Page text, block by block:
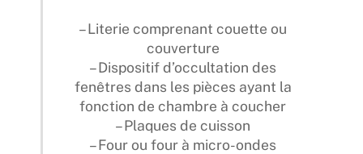
– Literie comprenant couette ou
couverture
– Dispositif d’occultation des
fenêtres dans les pièces ayant la
fonction de chambre à coucher
– Plaques de cuisson
– Four ou four à micro-ondes